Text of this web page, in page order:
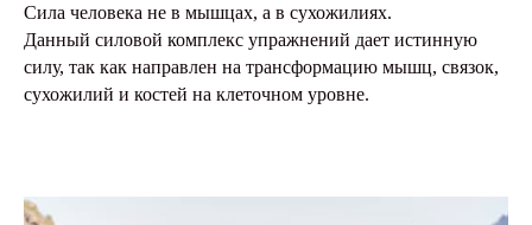
Сила человека не в мышцах, а в сухожилиях.
Данный силовой комплекс упражнений дает истинную
силу, так как направлен на трансформацию мышц, связок,
сухожилий и костей на клеточном уровне.